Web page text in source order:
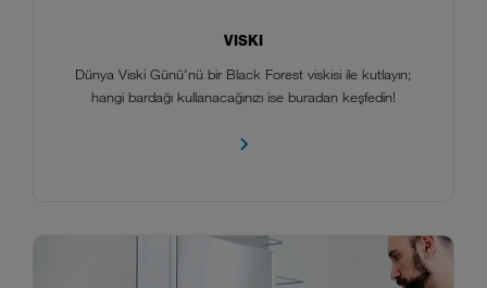
VISKI
Dünya Viski Günü'nü bir Black Forest viskisi ile kutlayın;
hangi bardağı kullanacağınızı ise buradan keşfedin!